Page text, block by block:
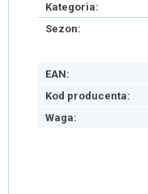
Kategoria:
Sezon:
EAN:
Kod producenta:
Waga: